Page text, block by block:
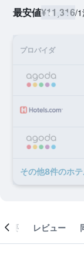
最安値¥11,316/
プロバイダ
その他8​件のホ
概要 レビュー